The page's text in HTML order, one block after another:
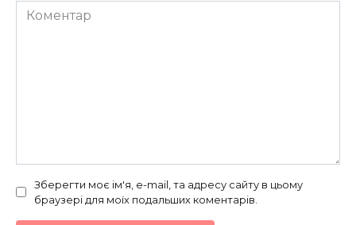
Коментар
Зберегти моє ім'я, e-mail, та адресу сайту в цьому
браузері для моїх подальших коментарів.